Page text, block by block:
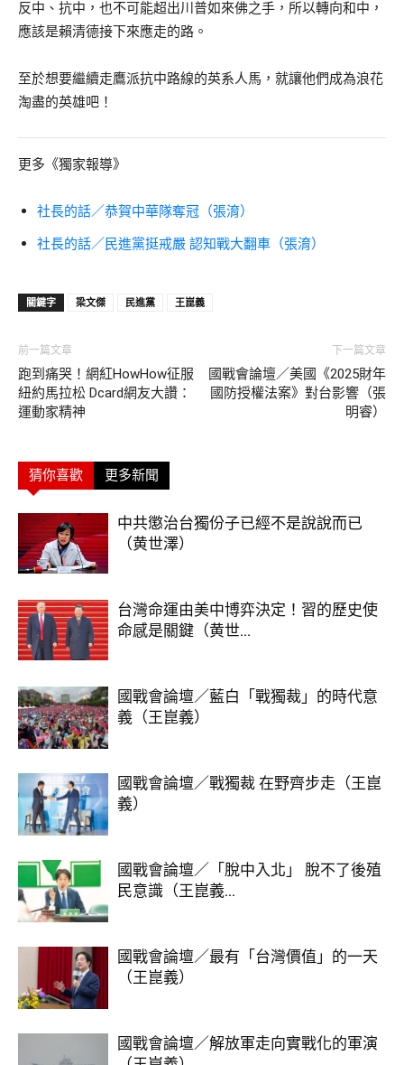
反中、抗中，也不可能超出川普如來佛之手，所以轉向和中，
應該是賴清德接下來應走的路。
至於想要繼續走鷹派抗中路線的英系人馬，就讓他們成為浪花
淘盡的英雄吧！
更多《獨家報導》
社長的話／恭賀中華隊奪冠（張淯）
社長的話／民進黨挺戒嚴 認知戰大翻車（張淯）
關鍵字 梁文傑 民進黨 王崑義
前一篇文章
跑到痛哭！網紅HowHow征服
紐約馬拉松 Dcard網友大讚：
運動家精神
下一篇文章
國戰會論壇／美國《2025財年
國防授權法案》對台影響（張
明睿）
猜你喜歡 更多新聞
中共懲治台獨份子已經不是說說而已
（黄世澤）
台灣命運由美中博弈決定！習的歷史使
命感是關鍵（黄世...
國戰會論壇／藍白「戰獨裁」的時代意
義（王崑義）
國戰會論壇／戰獨裁 在野齊步走（王崑
義）
國戰會論壇／「脫中入北」 脫不了後殖
民意識（王崑義...
國戰會論壇／最有「台灣價值」的一天
（王崑義）
國戰會論壇／解放軍走向實戰化的軍演